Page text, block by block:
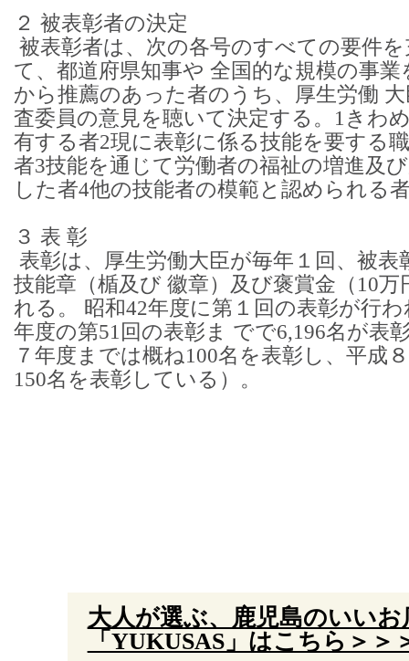
２ 被表彰者の決定
被表彰者は、次の各号のすべての要件
て、都道府県知事や 全国的な規模の事
から推薦のあった者のうち、厚生労働
査委員の意見を聴いて決定する。 1きわ
有する者2現に表彰に係る技能を要する
者3技能を通じて労働者の福祉の増進及
した者4他の技能者の模範と認められる
３ 表 彰
表彰は、厚生労働大臣が毎年１回、被表
技能章（楯及び 徽章）及び褒賞金（10
れる。 昭和42年度に第１回の表彰が行
年度の第51回の表彰ま でで6,196名が表
７年度までは概ね100名を表彰し、平成
150名を表彰している）。
大人が選ぶ、鹿児島のいい
「YUKUSAS」はこちら＞＞